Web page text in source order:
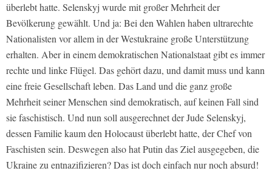
überlebt hatte. Selenskyj wurde mit großer Mehrheit der
Bevölkerung gewählt. Und ja: Bei den Wahlen haben ultrarechte
Nationalisten vor allem in der Westukraine große Unterstützung
erhalten. Aber in einem demokratischen Nationalstaat gibt es immer
rechte und linke Flügel. Das gehört dazu, und damit muss und kann
eine freie Gesellschaft leben. Das Land und die ganz große
Mehrheit seiner Menschen sind demokratisch, auf keinen Fall sind
sie faschistisch. Und nun soll ausgerechnet der Jude Selenskyj,
dessen Familie kaum den Holocaust überlebt hatte, der Chef von
Faschisten sein. Deswegen also hat Putin das Ziel ausgegeben, die
Ukraine zu entnazifizieren? Das ist doch einfach nur noch absurd!